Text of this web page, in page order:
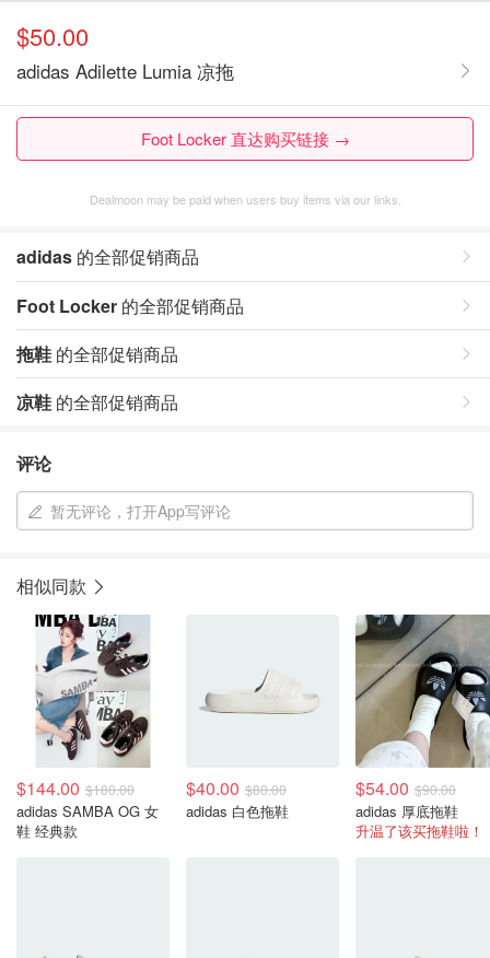
$50.00
adidas Adilette Lumia 凉拖
Foot Locker 直达购买链接 →
Dealmoon may be paid when users buy items via our links.
adidas 的全部促销商品
Foot Locker 的全部促销商品
拖鞋 的全部促销商品
凉鞋 的全部促销商品
评论
暂无评论，打开App写评论
相似同款
$144.00 $180.00
adidas SAMBA OG 女
鞋 经典款
$40.00 $80.00
adidas 白色拖鞋
$54.00 $90.00
adidas 厚底拖鞋
升温了该买拖鞋啦！